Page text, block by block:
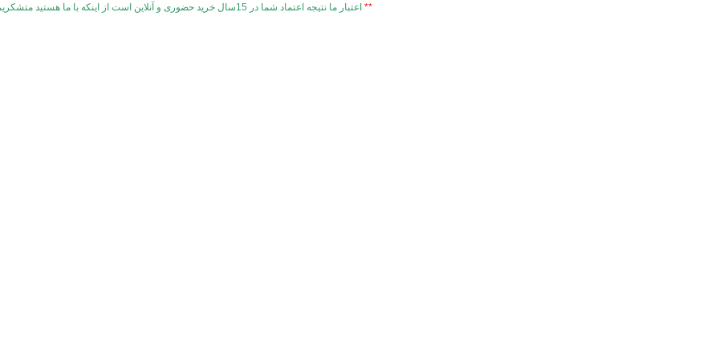
** اعتبار ما نتیجه اعتماد شما در 15سال خرید حضوری و آنلاین است از اینکه با ما هستید متشکریم